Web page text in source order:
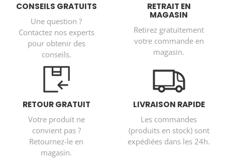
CONSEILS GRATUITS
Une question ?
Contactez nos experts
pour obtenir des
conseils.
RETRAIT EN
MAGASIN
Retirez gratuitement
votre commande en
magasin.
RETOUR GRATUIT
Votre produit ne
convient pas ?
Retournez-le en
magasin.
LIVRAISON RAPIDE
Les commandes
(produits en stock) sont
expédiées dans les 24h.